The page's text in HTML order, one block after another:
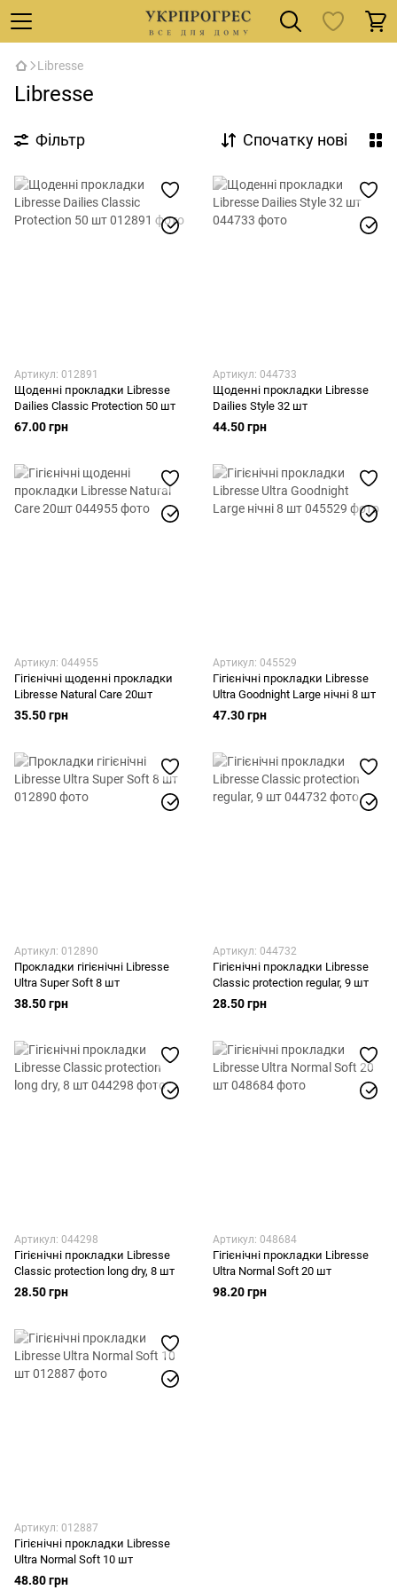
Libresse
Libresse
Фільтр Спочатку нові
Артикул: 012891
Щоденні прокладки Libresse
Dailies Classic Protection 50 шт
67.00 грн
Артикул: 044733
Щоденні прокладки Libresse
Dailies Style 32 шт
44.50 грн
Артикул: 044955
Гігієнічні щоденні прокладки
Libresse Natural Care 20шт
35.50 грн
Артикул: 045529
Гігієнічні прокладки Libresse
Ultra Goodnight Large нічні 8 шт
47.30 грн
Артикул: 012890
Прокладки гігієнічні Libresse
Ultra Super Soft 8 шт
38.50 грн
Артикул: 044732
Гігієнічні прокладки Libresse
Classic protection regular, 9 шт
28.50 грн
Артикул: 044298
Гігієнічні прокладки Libresse
Classic protection long dry, 8 шт
28.50 грн
Артикул: 048684
Гігієнічні прокладки Libresse
Ultra Normal Soft 20 шт
98.20 грн
Артикул: 012887
Гігієнічні прокладки Libresse
Ultra Normal Soft 10 шт
48.80 грн